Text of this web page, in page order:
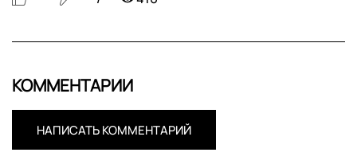
КОММЕНТАРИИ
НАПИСАТЬ КОММЕНТАРИЙ